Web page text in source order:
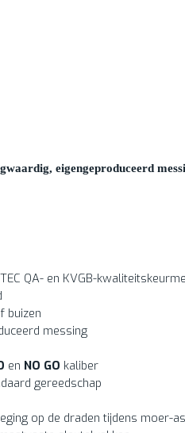
eigengeproduceerd
QA- en KVGB-
buizen
messing
en NO GO kaliber
gereedschap
op de draden tijdens moer-